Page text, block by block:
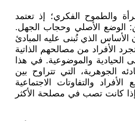
والطموح الفكري؛ إذ تعتمد
الوضع الأصلي وحجاب الجهل.
الذي تُبنى عليه المبادئ
الأفراد من مصالحهم الذاتية
الحيادية والموضوعية. في هذا
الجوهرية، التي تتراوح بين
الأفراد والتفاوتات الاجتماعية
كانت تصب في مصلحة الأكثر